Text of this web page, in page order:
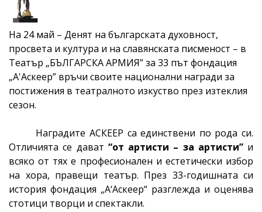
На 24 май – Денят на българската духовност,
просвета и култура и на славянската писменост – в
Театър „БЪЛГАРСКА АРМИЯ” за 33 път фондация
„А'Аскеер” връчи своите национални награди за
постижения в театралното изкуство през изтеклия
сезон.
Наградите АСКЕЕР са единствени по рода си.
Отличията се дават “от артисти – за артисти”и
всяко от тях е професионален и естетически избор
на хора, правещи театър. През 33-годишната си
история фондация „А‘Аскеер“ разглежда и оценява
стотици творци и спектакли.